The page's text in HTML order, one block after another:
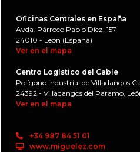
Oficinas Centrales en España
Avda. Párroco Pablo Díez, 157
24010 - León (España)
Ver en el mapa
Centro Logístico del Cable
Polígono Industrial de Villadangos
24392 - Villadangos del Paramo,
Ver en el mapa
+34 987 84 51 01
www.miguelez.com